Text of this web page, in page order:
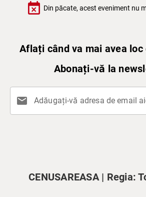
event_busy Din păcate, acest eveniment nu
Aflați când va mai avea
Abonați-vă la
mail Adăugați-vă adresa de email
CENUSAREASA | Regia: